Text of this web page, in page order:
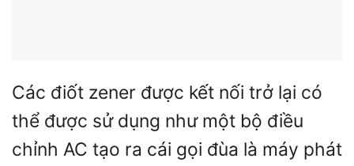
Các điốt zener được kết nối trở lại có
thể được sử dụng như một bộ điều
chỉnh AC tạo ra cái gọi đùa là máy phát